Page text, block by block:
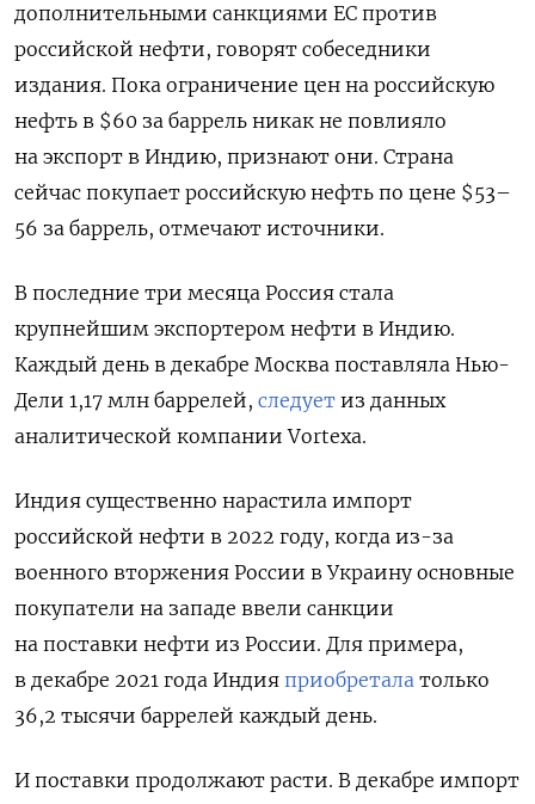
дополнительными санкциями ЕС против
российской нефти, говорят собеседники
издания. Пока ограничение цен на российскую
нефть в $60 за баррель никак не повлияло
на экспорт в Индию, признают они. Страна
сейчас покупает российскую нефть по цене $53–
56 за баррель, отмечают источники.
В последние три месяца Россия стала
крупнейшим экспортером нефти в Индию.
Каждый день в декабре Москва поставляла Нью-
Дели 1,17 млн баррелей, следует из данных
аналитической компании Vortexa.
Индия существенно нарастила импорт
российской нефти в 2022 году, когда из-за
военного вторжения России в Украину основные
покупатели на западе ввели санкции
на поставки нефти из России. Для примера,
в декабре 2021 года Индия приобретала только
36,2 тысячи баррелей каждый день.
И поставки продолжают расти. В декабре импорт